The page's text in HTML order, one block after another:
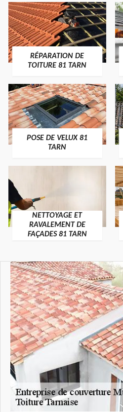
RÉPARATION DE
TOITURE 81 TARN
POSE DE VELUX 81
TARN
NETTOYAGE ET
RAVALEMENT DE
FAÇADES 81 TARN